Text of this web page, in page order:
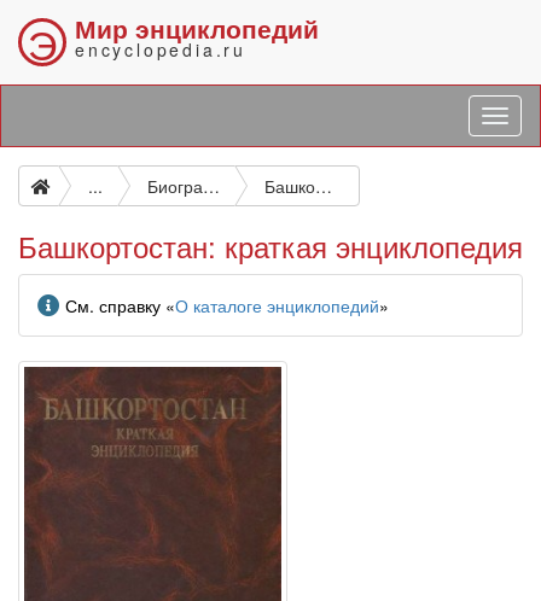
Э Мир энциклопедий
encyclopedia.ru
... Биографические и подобные исследования Башкортостан: краткая энциклопедия
Башкортостан: краткая энциклопедия
Информация
См. справку «О каталоге энциклопедий»